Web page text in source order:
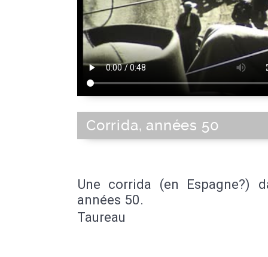
Corrida, années 50
Une corrida (en Espagne?)
années 50.
Taureau